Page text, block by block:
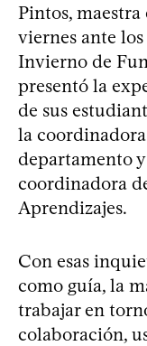
Pintos, maestra
viernes ante los
Invierno de
presentó la
de sus
la
departamento
coordinadora
Aprendizajes.
Con esas
como guía, la
trabajar en
colaboración,